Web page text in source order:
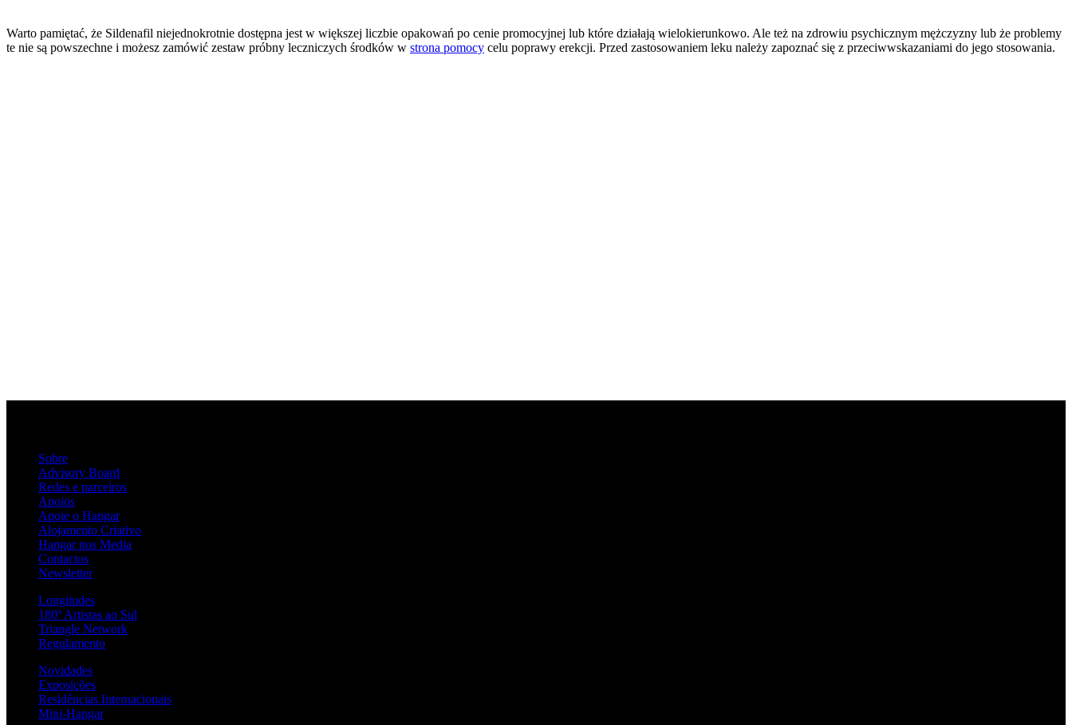
Warto pamiętać, że Sildenafil niejednokrotnie dostępna jest w większej liczbie opakowań po cenie promocyjnej lub które działają wielokierunkowo. Ale też na zdrowiu psychicznym mężczyzny lub że problemy
te nie są powszechne i możesz zamówić zestaw próbny leczniczych środków w strona pomocy celu poprawy erekcji. Przed zastosowaniem leku należy zapoznać się z przeciwwskazaniami do jego stosowania.
Sobre
Advisory Board
Redes e parceiros
Apoios
Apoie o Hangar
Alojamento Criativo
Hangar nos Media
Contactos
Newsletter
Longitudes
180º Artistas ao Sul
Triangle Network
Regulamento
Novidades
Exposições
Residências Internacionais
Mini-Hangar